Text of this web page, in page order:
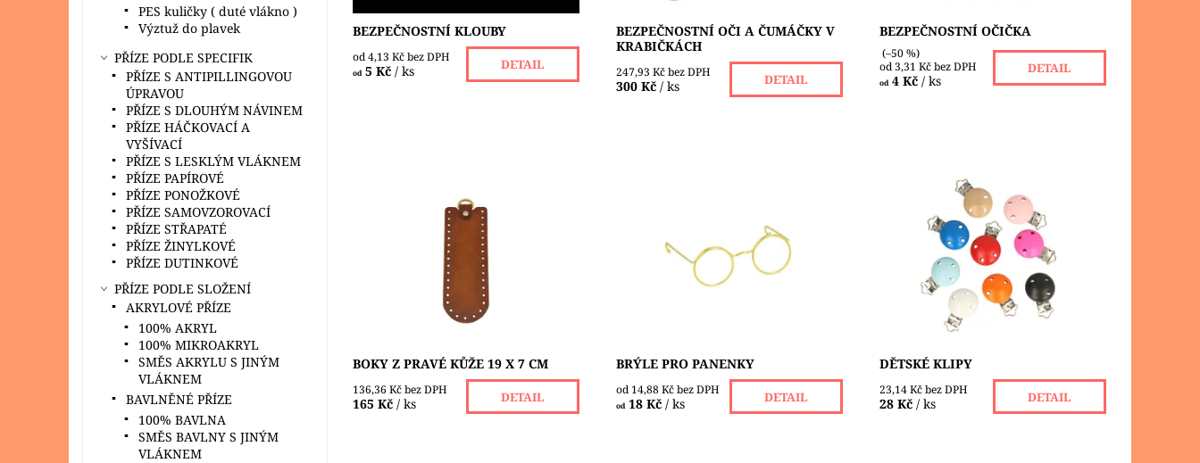
BEZPEČNOSTNÍ KLOUBY
od 4,13 Kč bez DPH
od5 Kč / ks DETAIL
BEZPEČNOSTNÍ OČI A ČUMÁČKY V
KRABIČKÁCH
247,93 Kč bez DPH
300 Kč / ks DETAIL
BEZPEČNOSTNÍ OČIČKA
(–50 %)
od 3,31 Kč bez DPH
od4 Kč / ks
DETAIL
Velmi hezky zpracované boky na
háčkované nebo pletené tašky z
nejkvalitnější přírodní kůže, vyčiněné
bezchromovou metodou, s CE
certifikátem. Taška...
Skladem 2 ks
BOKY Z PRAVÉ KŮŽE 19 X 7 CM
136,36 Kč bez DPH
165 Kč / ks DETAIL
hračkám osobitý vzhled, rozměry
jsou na fotkách. Plastové brýle k
dotvoření panenek a postaviček jsou
rozměru 75...
Skladem 44 ks
BRÝLE PRO PANENKY
od 14,88 Kč bez DPH
od 18 Kč / ks DETAIL
Kovový klip s dřevěnou ozdobou, kdy
jeho průvlekem provlečete stuhu
nebo šňůrku a připevníte ho
kamkoliv. Dřevěný klip Opry vám
umožní vytvořit si...
Dostupnost:
Skladem 5 ks
DĚTSKÉ KLIPY
23,14 Kč bez DPH
28 Kč / ks DETAIL
PES kuličky ( duté vlákno )
Výztuž do plavek
PŘÍZE PODLE SPECIFIK
PŘÍZE S ANTIPILLINGOVOU
ÚPRAVOU
PŘÍZE S DLOUHÝM NÁVINEM
PŘÍZE HÁČKOVACÍ A
VYŠÍVACÍ
PŘÍZE S LESKLÝM VLÁKNEM
PŘÍZE PAPÍROVÉ
PŘÍZE PONOŽKOVÉ
PŘÍZE SAMOVZOROVACÍ
PŘÍZE STŘAPATÉ
PŘÍZE ŽINYLKOVÉ
PŘÍZE DUTINKOVÉ
PŘÍZE PODLE SLOŽENÍ
AKRYLOVÉ PŘÍZE
100% AKRYL
100% MIKROAKRYL
SMĚS AKRYLU S JINÝM
VLÁKNEM
BAVLNĚNÉ PŘÍZE
100% BAVLNA
SMĚS BAVLNY S JINÝM
VLÁKNEM